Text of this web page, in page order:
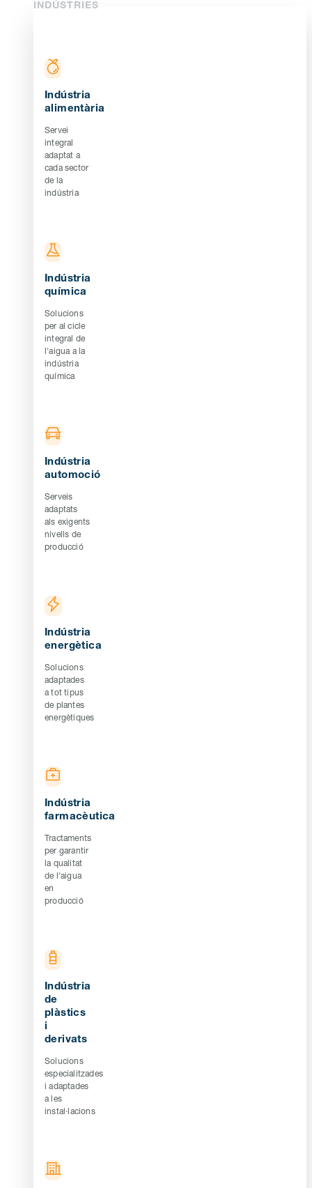
INDÚSTRIES
Indústria
alimentària
Servei
integral
adaptat a
cada sector
de la
indústria
Indústria
química
Solucions
per al cicle
integral de
l'aigua a la
indústria
química
Indústria
automoció
Serveis
adaptats
als exigents
nivells de
producció
Indústria
energètica
Solucions
adaptades
a tot tipus
de plantes
energètiques
Indústria
farmacèutica
Tractaments
per garantir
la qualitat
de l'aigua
en
producció
Indústria
de
plàstics
i
derivats
Solucions
especialitzades
i adaptades
a les
instal·lacions